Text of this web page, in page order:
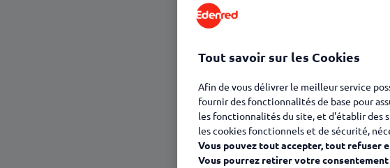
Tout savoir sur les Cookies
Afin de vous délivrer le meilleur service
fournir des fonctionnalités de base pour
les fonctionnalités du site, et d'établir des
les cookies fonctionnels et de sécurité,
Vous pouvez tout accepter, tout refuser
Vous pourrez retirer votre